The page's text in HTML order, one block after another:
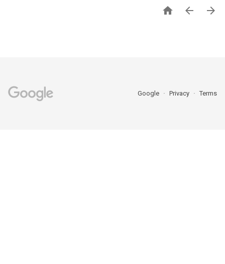
  
Google Privacy Terms